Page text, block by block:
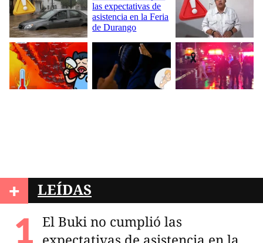
+ LEÍDAS
El Buki no cumplió las